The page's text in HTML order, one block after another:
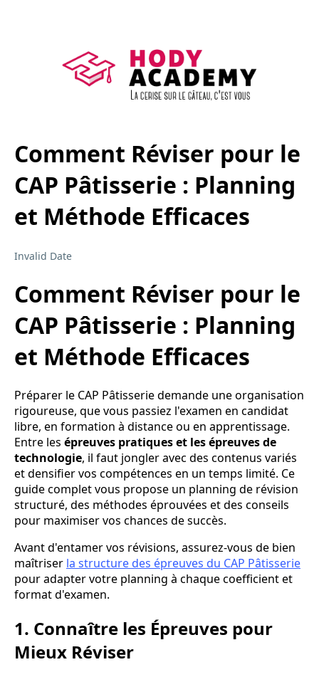
Comment Réviser pour le
CAP Pâtisserie : Planning
et Méthode Efficaces
Invalid Date
Comment Réviser pour le
CAP Pâtisserie : Planning
et Méthode Efficaces
Préparer le CAP Pâtisserie demande une organisation
rigoureuse, que vous passiez l'examen en candidat
libre, en formation à distance ou en apprentissage.
Entre les épreuves pratiques et les épreuves de
technologie, il faut jongler avec des contenus variés
et densifier vos compétences en un temps limité. Ce
guide complet vous propose un planning de révision
structuré, des méthodes éprouvées et des conseils
pour maximiser vos chances de succès.
Avant d'entamer vos révisions, assurez-vous de bien
maîtriser la structure des épreuves du CAP Pâtisserie
pour adapter votre planning à chaque coefficient et
format d'examen.
1. Connaître les Épreuves pour
Mieux Réviser